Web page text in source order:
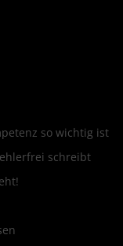
so wichtig ist
schreibt